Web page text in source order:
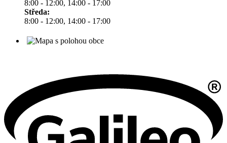
8:00 - 12:00, 14:00 - 17:00
Středa:
8:00 - 12:00, 14:00 - 17:00